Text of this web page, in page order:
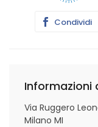
Condividi
Informazioni
Via Ruggero
Milano MI